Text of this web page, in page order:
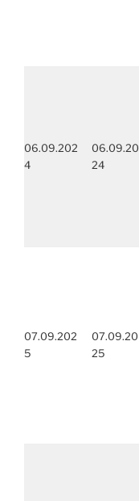
06.09.202
4
06.09.20
24
07.09.202
5
07.09.20
25